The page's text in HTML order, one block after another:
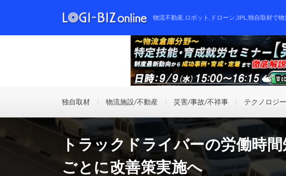
物流不動産,ロボット,ドローン,3PL,独自取材で
独自取材 物流施設/不動産 災害/事故/不祥事 テクノロジ
トラックドライバーの労働時
ごとに改善策実施へ